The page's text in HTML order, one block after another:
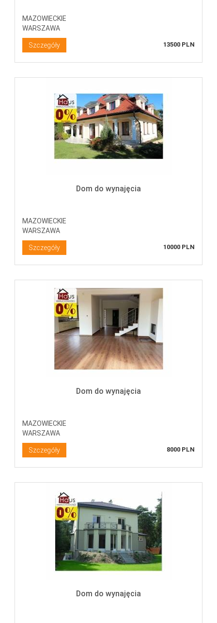
MAZOWIECKIE
WARSZAWA
Szczegóły 13500 PLN
Dom do wynajęcia
MAZOWIECKIE
WARSZAWA
Szczegóły 10000 PLN
Dom do wynajęcia
MAZOWIECKIE
WARSZAWA
Szczegóły 8000 PLN
Dom do wynajęcia